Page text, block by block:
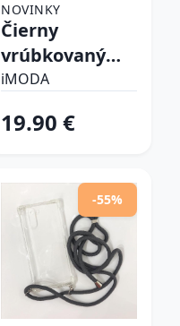
NOVINKY
Čierny
vrúbkovaný
top
iMODA
19.90 €
-55%